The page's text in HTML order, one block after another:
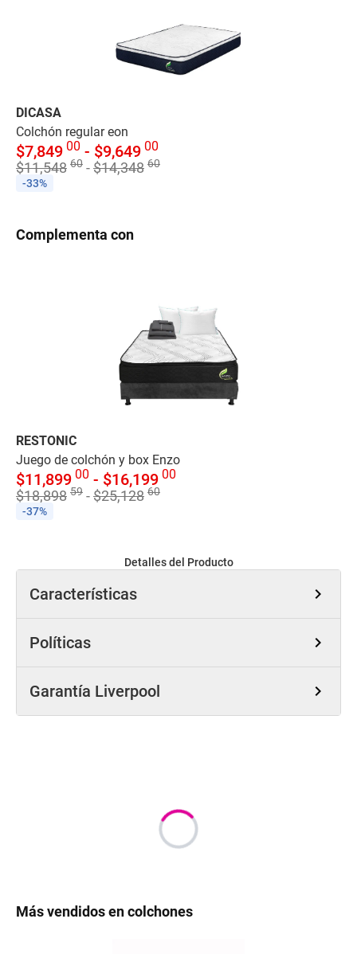
DICASA
Colchón regular eon
$7,849 00 - $9,649 00
$11,548 60 -$14,348 60
-33%
Complementa con
RESTONIC
Juego de colchón y box Enzo
$11,899 00 - $16,199 00
$18,898 59 -$25,128 60
-37%
Detalles del Producto
Características chevron_right
Políticas chevron_right
Garantía Liverpool chevron_right
Más vendidos en colchones